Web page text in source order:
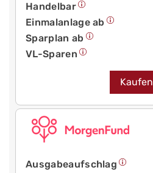
Handelbar
Einmalanlage ab
Sparplan ab
VL-Sparen
Kaufen
Ausgabeaufschlag